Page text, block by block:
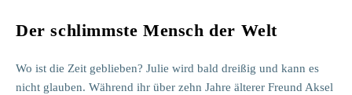
Der schlimmste Mensch der Welt
Wo ist die Zeit geblieben? Julie wird bald dreißig und kann es
nicht glauben. Während ihr über zehn Jahre älterer Freund Aksel